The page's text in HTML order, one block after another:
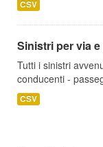
CSV
Sinistri per via
Tutti i sinistri
conducenti -
CSV